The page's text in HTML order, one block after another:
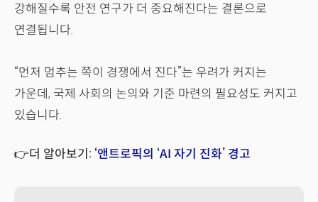
강해질수록 안전 연구가 더 중요해진다는 결론으로
연결됩니다.
“먼저 멈추는 쪽이 경쟁에서 진다”는 우려가 커지는
가운데, 국제 사회의 논의와 기준 마련의 필요성도 커지고
있습니다.
👉더 알아보기: ‘앤트로픽의 ‘AI 자기 진화’ 경고